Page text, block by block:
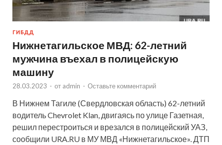
ГИБДД
Нижнетагильское МВД: 62-летний
мужчина въехал в полицейскую
машину
28.03.2023 - от admin - Оставьте комментарий
В Нижнем Тагиле (Свердловская область) 62-летний
водитель Chevrolet Klan, двигаясь по улице Газетная,
решил перестроиться и врезался в полицейский УАЗ,
сообщили URA.RU в МУ МВД «Нижнетагильское». ДТП